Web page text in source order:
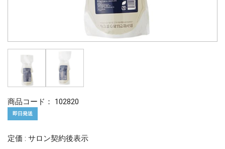
商品コード： 102820
即日発送
定価 : サロン契約後表示